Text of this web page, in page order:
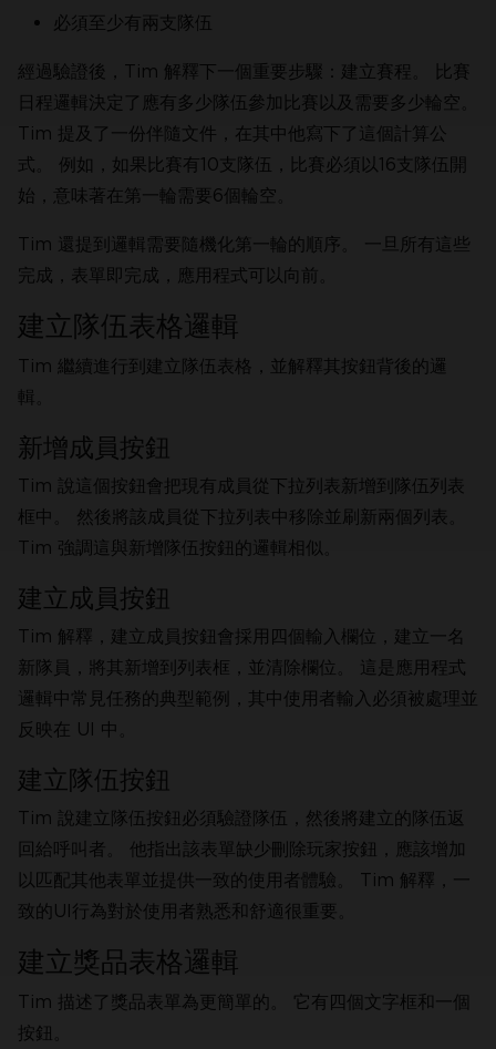
必須至少有兩支隊伍
經過驗證後，Tim 解釋下一個重要步驟：建立賽程。 比賽
日程邏輯決定了應有多少隊伍參加比賽以及需要多少輪空。
Tim 提及了一份伴隨文件，在其中他寫下了這個計算公
式。 例如，如果比賽有10支隊伍，比賽必須以16支隊伍開
始，意味著在第一輪需要6個輪空。
Tim 還提到邏輯需要隨機化第一輪的順序。 一旦所有這些
完成，表單即完成，應用程式可以向前。
建立隊伍表格邏輯
Tim 繼續進行到建立隊伍表格，並解釋其按鈕背後的邏
輯。
新增成員按鈕
Tim 說這個按鈕會把現有成員從下拉列表新增到隊伍列表
框中。 然後將該成員從下拉列表中移除並刷新兩個列表。
Tim 強調這與新增隊伍按鈕的邏輯相似。
建立成員按鈕
Tim 解釋，建立成員按鈕會採用四個輸入欄位，建立一名
新隊員，將其新增到列表框，並清除欄位。 這是應用程式
邏輯中常見任務的典型範例，其中使用者輸入必須被處理並
反映在 UI 中。
建立隊伍按鈕
Tim 說建立隊伍按鈕必須驗證隊伍，然後將建立的隊伍返
回給呼叫者。 他指出該表單缺少刪除玩家按鈕，應該增加
以匹配其他表單並提供一致的使用者體驗。 Tim 解釋，一
致的UI行為對於使用者熟悉和舒適很重要。
建立獎品表格邏輯
Tim 描述了獎品表單為更簡單的。 它有四個文字框和一個
按鈕。